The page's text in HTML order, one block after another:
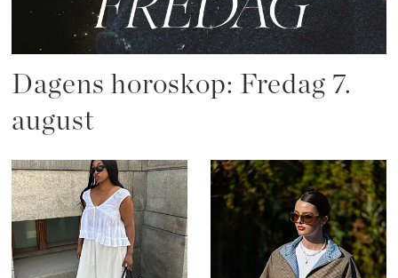
Dagens horoskop: Fredag 7.
august